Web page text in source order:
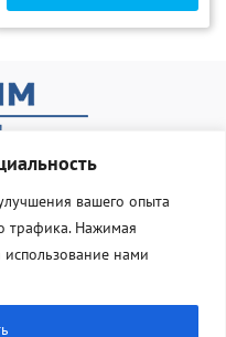
вашего опыта
трафика. Нажимая
использование нами
и доставка